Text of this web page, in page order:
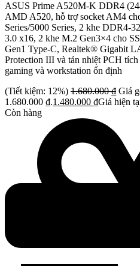
ASUS Prime A520M-K DDR4
AMD A520, hỗ trợ socket AM4
Series/5000 Series, 2 khe DDR4-
3.0 x16, 2 khe M.2 Gen3×4 cho
Gen1 Type-C, Realtek® Gigabit
Protection III và tản nhiệt PCH tích
gaming và workstation ổn định
(Tiết kiệm: 12%) 1.680.000₫ Giá
1.680.000 ₫.1.480.000 ₫Giá hiện
Còn hàng